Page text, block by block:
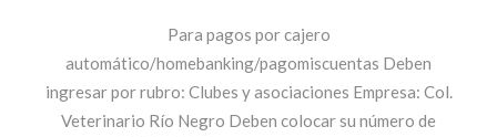
Para pagos por cajero
automático/homebanking/pagomiscuentas Deben
ingresar por rubro: Clubes y asociaciones Empresa: Col.
Veterinario Río Negro Deben colocar su número de